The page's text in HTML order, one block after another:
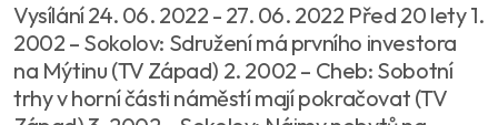
Vysílání 24. 06. 2022 - 27. 06. 2022 Před 20 lety 1.
2002 – Sokolov: Sdružení má prvního investora
na Mýtinu (TV Západ) 2. 2002 – Cheb: Sobotní
trhy v horní části náměstí mají pokračovat (TV